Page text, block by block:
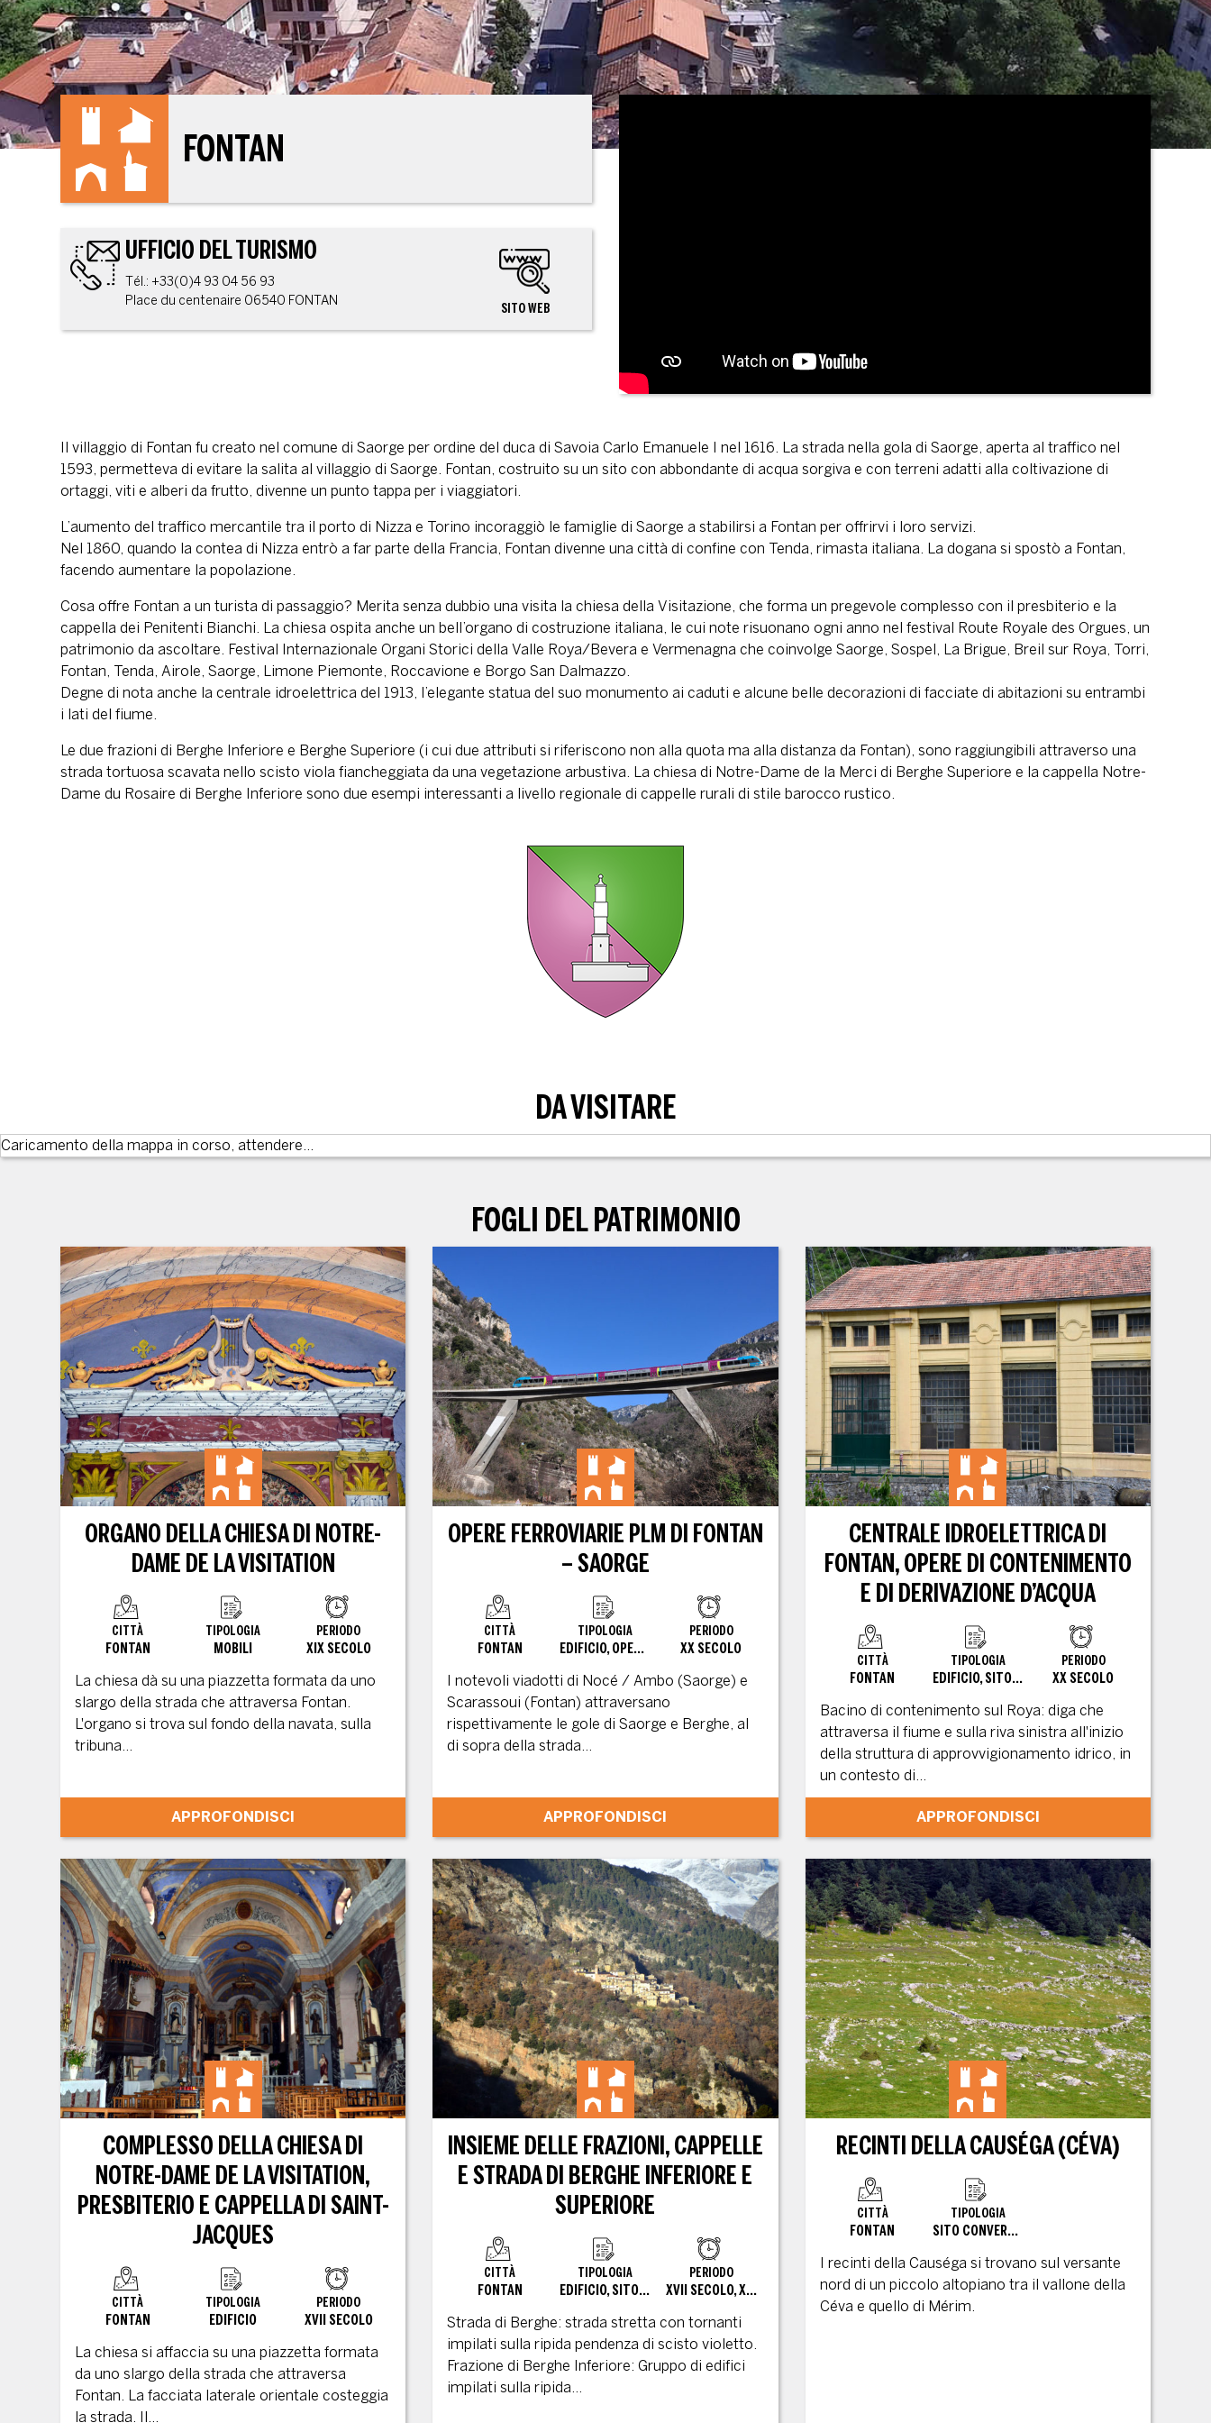
FONTAN
UFFICIO DEL TURISMO
Tél.: +33(0)4 93 04 56 93
Place du centenaire 06540 FONTAN
SITO WEB
Il villaggio di Fontan fu creato nel comune di Saorge per ordine del duca di Savoia Carlo Emanuele I nel 1616. La strada nella gola di Saorge, aperta al traffico nel
1593, permetteva di evitare la salita al villaggio di Saorge. Fontan, costruito su un sito con abbondante di acqua sorgiva e con terreni adatti alla coltivazione di
ortaggi, viti e alberi da frutto, divenne un punto tappa per i viaggiatori.
L’aumento del traffico mercantile tra il porto di Nizza e Torino incoraggiò le famiglie di Saorge a stabilirsi a Fontan per offrirvi i loro servizi.
Nel 1860, quando la contea di Nizza entrò a far parte della Francia, Fontan divenne una città di confine con Tenda, rimasta italiana. La dogana si spostò a Fontan,
facendo aumentare la popolazione.
Cosa offre Fontan a un turista di passaggio? Merita senza dubbio una visita la chiesa della Visitazione, che forma un pregevole complesso con il presbiterio e la
cappella dei Penitenti Bianchi. La chiesa ospita anche un bell’organo di costruzione italiana, le cui note risuonano ogni anno nel festival Route Royale des Orgues, un
patrimonio da ascoltare. Festival Internazionale Organi Storici della Valle Roya/Bevera e Vermenagna che coinvolge Saorge, Sospel, La Brigue, Breil sur Roya, Torri,
Fontan, Tenda, Airole, Saorge, Limone Piemonte, Roccavione e Borgo San Dalmazzo.
Degne di nota anche la centrale idroelettrica del 1913, l’elegante statua del suo monumento ai caduti e alcune belle decorazioni di facciate di abitazioni su entrambi
i lati del fiume.
Le due frazioni di Berghe Inferiore e Berghe Superiore (i cui due attributi si riferiscono non alla quota ma alla distanza da Fontan), sono raggiungibili attraverso una
strada tortuosa scavata nello scisto viola fiancheggiata da una vegetazione arbustiva. La chiesa di Notre-Dame de la Merci di Berghe Superiore e la cappella Notre-
Dame du Rosaire di Berghe Inferiore sono due esempi interessanti a livello regionale di cappelle rurali di stile barocco rustico.
DA VISITARE
Caricamento della mappa in corso, attendere...
FOGLI DEL PATRIMONIO
ORGANO DELLA CHIESA DI NOTRE-
DAME DE LA VISITATION
CITTÀ
FONTAN
TIPOLOGIA
MOBILI
PERIODO
XIX SECOLO
La chiesa dà su una piazzetta formata da uno
slargo della strada che attraversa Fontan.
L'organo si trova sul fondo della navata, sulla
tribuna...
APPROFONDISCI
OPERE FERROVIARIE PLM DI FONTAN
– SAORGE
CITTÀ
FONTAN
TIPOLOGIA
EDIFICIO, OPERE INGEGNERISTICHE, SITO CONVERTITO
PERIODO
XX SECOLO
I notevoli viadotti di Nocé / Ambo (Saorge) e
Scarassoui (Fontan) attraversano
rispettivamente le gole di Saorge e Berghe, al
di sopra della strada...
APPROFONDISCI
CENTRALE IDROELETTRICA DI
FONTAN, OPERE DI CONTENIMENTO
E DI DERIVAZIONE D’ACQUA
CITTÀ
FONTAN
TIPOLOGIA
EDIFICIO, SITO CONVERTITO
PERIODO
XX SECOLO
Bacino di contenimento sul Roya: diga che
attraversa il fiume e sulla riva sinistra all'inizio
della struttura di approvvigionamento idrico, in
un contesto di...
APPROFONDISCI
COMPLESSO DELLA CHIESA DI
NOTRE-DAME DE LA VISITATION,
PRESBITERIO E CAPPELLA DI SAINT-
JACQUES
CITTÀ
FONTAN
TIPOLOGIA
EDIFICIO
PERIODO
XVII SECOLO
La chiesa si affaccia su una piazzetta formata
da uno slargo della strada che attraversa
Fontan. La facciata laterale orientale costeggia
la strada. Il...
INSIEME DELLE FRAZIONI, CAPPELLE
E STRADA DI BERGHE INFERIORE E
SUPERIORE
CITTÀ
FONTAN
TIPOLOGIA
EDIFICIO, SITO CONVERTITO
PERIODO
XVII SECOLO, XX SECOLO
Strada di Berghe: strada stretta con tornanti
impilati sulla ripida pendenza di scisto violetto.
Frazione di Berghe Inferiore: Gruppo di edifici
impilati sulla ripida...
RECINTI DELLA CAUSÉGA (CÉVA)
CITTÀ
FONTAN
TIPOLOGIA
SITO CONVERTITO
I recinti della Causéga si trovano sul versante
nord di un piccolo altopiano tra il vallone della
Céva e quello di Mérim.